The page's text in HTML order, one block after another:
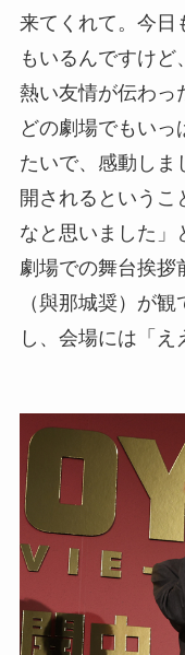
来てくれて。今日
もいるんですけど
熱い友情が伝わっ
どの劇場でもい
たいで、感動しま
開されるというこ
なと思いました」
劇場での舞台挨拶
（與那城奨）が
し、会場には「え